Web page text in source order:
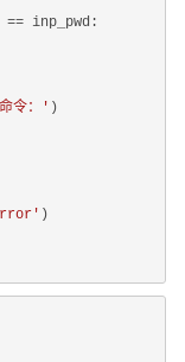
== inp_pwd:
令：' )
)